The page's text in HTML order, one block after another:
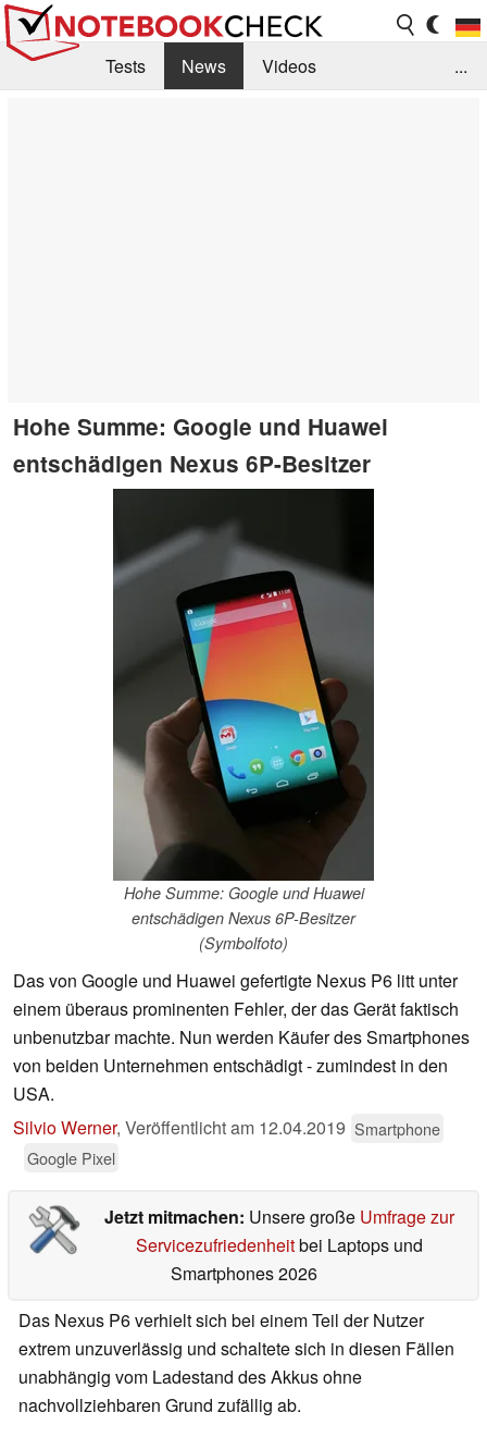
Tests News
Videos
...
Hohe Summe: Google und Huawei
entschädigen Nexus 6P-Besitzer
Hohe Summe: Google und Huawei
entschädigen Nexus 6P-Besitzer
(Symbolfoto)
Das von Google und Huawei gefertigte Nexus P6 litt unter
einem überaus prominenten Fehler, der das Gerät faktisch
unbenutzbar machte. Nun werden Käufer des Smartphones
von beiden Unternehmen entschädigt - zumindest in den
USA.
Silvio Werner, Veröffentlicht am 12.04.2019 Smartphone
Google Pixel
Jetzt mitmachen: Unsere große Umfrage zur
Servicezufriedenheitbei Laptops und
Smartphones 2026
Das Nexus P6 verhielt sich bei einem Teil der Nutzer
extrem unzuverlässig und schaltete sich in diesen Fällen
unabhängig vom Ladestand des Akkus ohne
nachvollziehbaren Grund zufällig ab.